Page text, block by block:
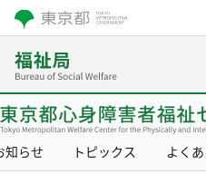
知らせ トピックス よく